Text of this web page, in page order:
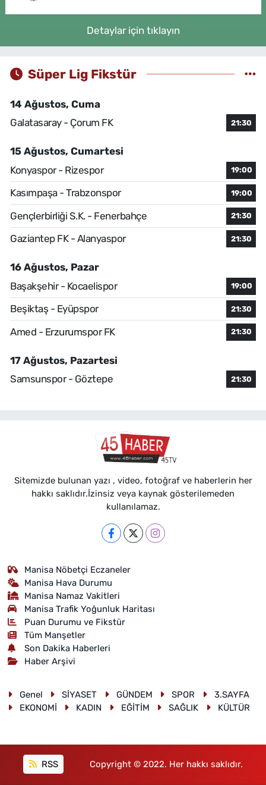
Detaylar için tıklayın
Süper Lig Fikstür
14 Ağustos, Cuma
Galatasaray - Çorum FK
21:30
15 Ağustos, Cumartesi
Konyaspor - Rizespor
19:00
Kasımpaşa - Trabzonspor 19:00
Gençlerbirliği S.K. - Fenerbahçe 21:30
Gaziantep FK - Alanyaspor 21:30
16 Ağustos, Pazar
Başakşehir - Kocaelispor
19:00
Beşiktaş - Eyüpspor 21:30
Amed - Erzurumspor FK 21:30
17 Ağustos, Pazartesi
Samsunspor - Göztepe
21:30
Sitemizde bulunan yazı , video, fotoğraf ve haberlerin her
hakkı saklıdır.İzinsiz veya kaynak gösterilemeden
kullanılamaz.
Manisa Nöbetçi Eczaneler
Manisa Hava Durumu
Manisa Namaz Vakitleri
Manisa Trafik Yoğunluk Haritası
Puan Durumu ve Fikstür
Tüm Manşetler
Son Dakika Haberleri
Haber Arşivi
Genel SİYASET GÜNDEM SPOR
3.SAYFA
EKONOMİ
KADIN EĞİTİM SAĞLIK KÜLTÜR
RSS Copyright © 2022. Her hakkı saklıdır.